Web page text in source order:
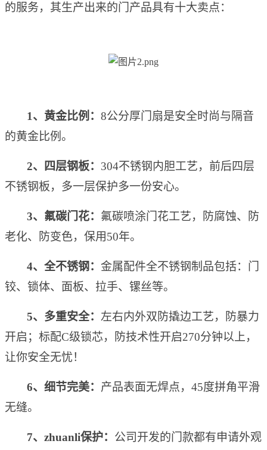
的服务，其生产出来的门 产品具有十大卖点：
1、 黄金比例 ： 8公分厚门扇是安全时尚与隔音
的黄金比例。
2、 四层钢板： 304不锈钢内胆工艺，前后四层
不锈钢板， 多一层保护多一份安心。
3、 氟碳门花： 氟碳喷涂门花工艺，防腐蚀、
防
老化、 防变色， 保用50年。
4、 全不锈钢 ： 金属配件全不锈钢制品包括：门
铰、 锁体、 面板、 拉手、 镙丝等。
5、 多重安全： 左右内外双防撬边工艺，防暴力
开启 ； 标配C级锁芯， 防技术性开启270分钟以上 ，
让你安全无忧！
6、 细节完美： 产品表面无焊点， 45度拼角平滑
无缝。
7、 zhuanli保护： 公司开发的门款都有申请外观